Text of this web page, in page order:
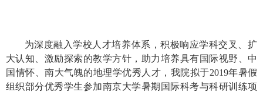
为深度融入学校人才培养体系，积极响应学科交叉、扩
大认知、激励探索的教学方针，助力培养具有国际视野、中
国情怀、南大气魄的地理学优秀人才，我院拟于2019年暑假
组织部分优秀学生参加南京大学暑期国际科考与科研训练项